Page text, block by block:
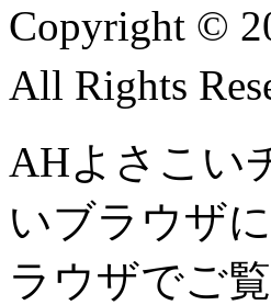
Copyright ©
All Rights
AHよさこい
いブラウザ
ラウザでご